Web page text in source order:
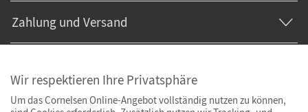
Zahlung und Versand
Wir respektieren Ihre Privatsphäre
Um das Cornelsen Online-Angebot vollständig nutzen zu können,